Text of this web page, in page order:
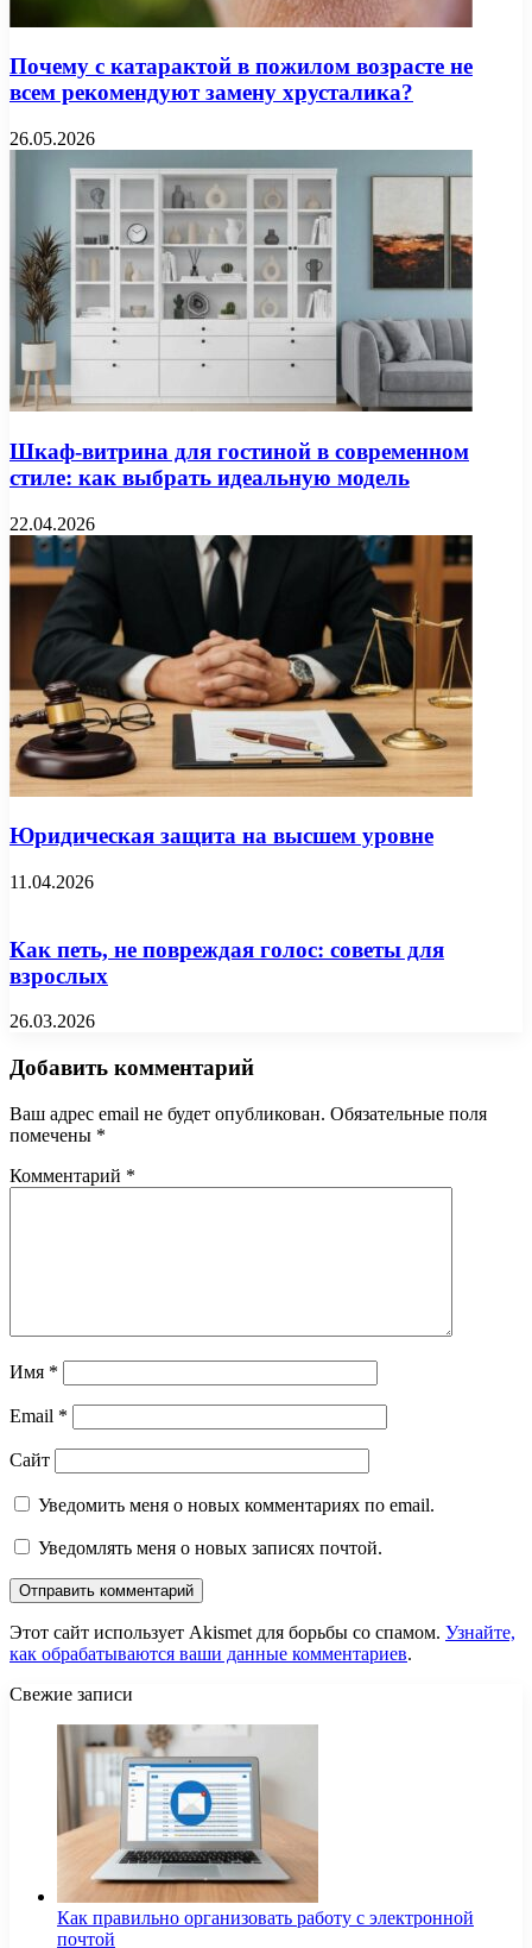
Почему с катарактой в пожилом возрасте не
всем рекомендуют замену хрусталика?
26.05.2026
Шкаф-витрина для гостиной в современном
стиле: как выбрать идеальную модель
22.04.2026
Юридическая защита на высшем уровне
11.04.2026
Как петь, не повреждая голос: советы для
взрослых
26.03.2026
Добавить комментарий
Ваш адрес email не будет опубликован. Обязательные поля
помечены *
Комментарий *
Имя *
Email *
Сайт
Уведомить меня о новых комментариях по email.
Уведомлять меня о новых записях почтой.
Этот сайт использует Akismet для борьбы со спамом. Узнайте,
как обрабатываются ваши данные комментариев.
Свежие записи
Как правильно организовать работу с электронной
почтой